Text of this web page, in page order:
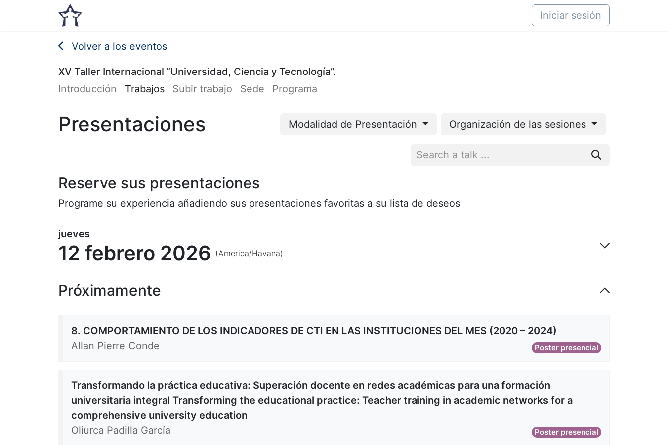
Iniciar sesión
Volver a los eventos
XV Taller Internacional “Universidad, Ciencia y Tecnología”.
Introducción
Trabajos Subir trabajo Sede Programa
Presentaciones Modalidad de Presentación Organización de las sesiones
Reserve sus presentaciones
Programe su experiencia añadiendo sus presentaciones favoritas a su lista de deseos
jueves
12 febrero 2026 (America/Havana)
Próximamente
8. COMPORTAMIENTO DE LOS INDICADORES DE CTI EN LAS INSTITUCIONES DEL MES (2020 – 2024)
Allan Pierre Conde
Poster presencial
Transformando la práctica educativa: Superación docente en redes académicas para una formación
universitaria integral Transforming the educational practice: Teacher training in academic networks for a
comprehensive university education
Oliurca Padilla García
Poster presencial